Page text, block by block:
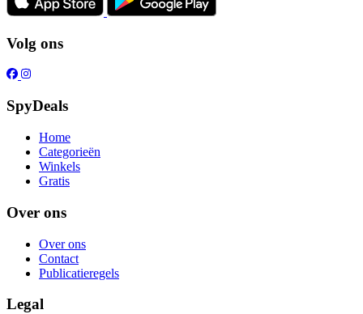
Volg ons
SpyDeals
Home
Categorieën
Winkels
Gratis
Over ons
Over ons
Contact
Publicatieregels
Legal